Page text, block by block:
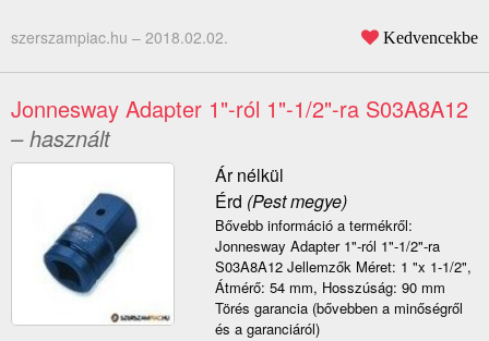
szerszampiac.hu – 2018.02.02. Kedvencekbe
Jonnesway Adapter 1"-ról 1"-1/2"-ra S03A8A12
– használt
Ár nélkül
Érd (Pest megye)
Bővebb információ a termékről:
Jonnesway Adapter 1"-ról 1"-1/2"-ra
S03A8A12 Jellemzők Méret: 1 "x 1-1/2",
Átmérő: 54 mm, Hosszúság: 90 mm
Törés garancia (bővebben a minőségről
és a garanciáról)